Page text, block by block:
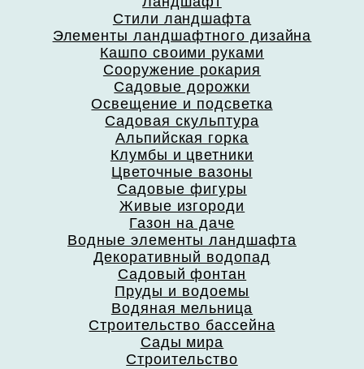
Стили ландшафта
Элементы ландшафтного дизайна
Кашпо своими руками
Сооружение рокария
Садовые дорожки
Освещение и подсветка
Садовая скульптура
Альпийская горка
Клумбы и цветники
Цветочные вазоны
Садовые фигуры
Живые изгороди
Газон на даче
Водные элементы ландшафта
Декоративный водопад
Садовый фонтан
Пруды и водоемы
Водяная мельница
Строительство бассейна
Сады мира
Строительство